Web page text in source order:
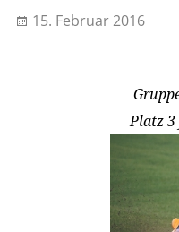
15. Februar 2016
Platz